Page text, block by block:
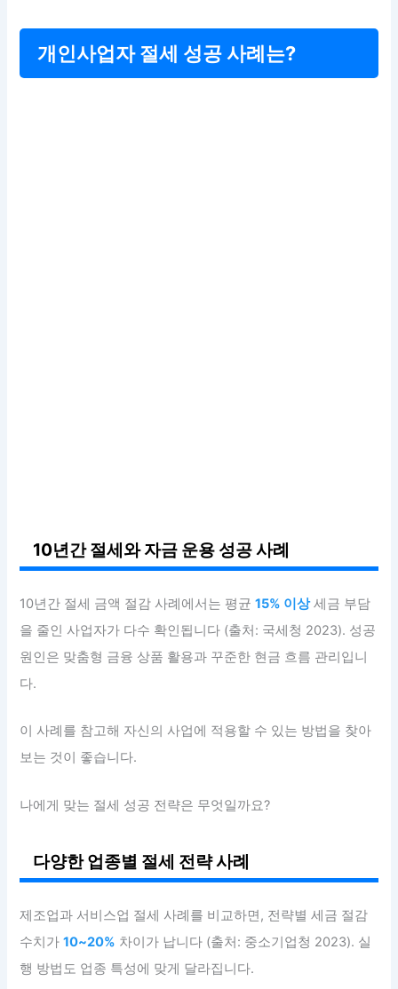
개인사업자 절세 성공 사례는?
10년간 절세와 자금 운용 성공 사례
10년간 절세 금액 절감 사례에서는 평균15% 이상세금 부담
을 줄인 사업자가 다수 확인됩니다 (출처: 국세청 2023). 성공
원인은 맞춤형 금융 상품 활용과 꾸준한 현금 흐름 관리입니
다.
이 사례를 참고해 자신의 사업에 적용할 수 있는 방법을 찾아
보는 것이 좋습니다.
나에게 맞는 절세 성공 전략은 무엇일까요?
다양한 업종별 절세 전략 사례
제조업과 서비스업 절세 사례를 비교하면, 전략별 세금 절감
수치가10~20% 차이가 납니다 (출처: 중소기업청 2023). 실
행 방법도 업종 특성에 맞게 달라집니다.